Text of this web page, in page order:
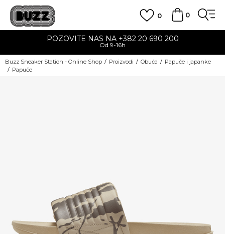
0
0
POZOVITE NAS NA +382 20 690 200
Od 9-16h
Buzz Sneaker Station - Online Shop Proizvodi Obuća
Papuče i japanke
Papuče